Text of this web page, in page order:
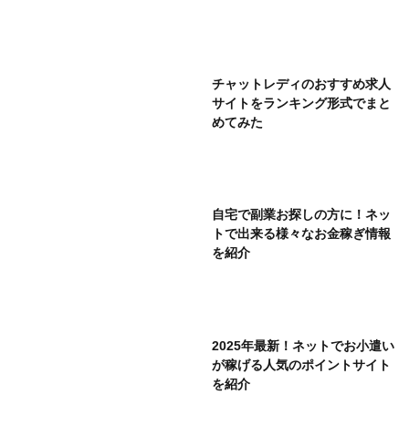
チャットレディのおすすめ求人
サイトをランキング形式でまと
めてみた
自宅で副業お探しの方に！ネッ
トで出来る様々なお金稼ぎ情報
を紹介
2025年最新！ネットでお小遣い
が稼げる人気のポイントサイト
を紹介